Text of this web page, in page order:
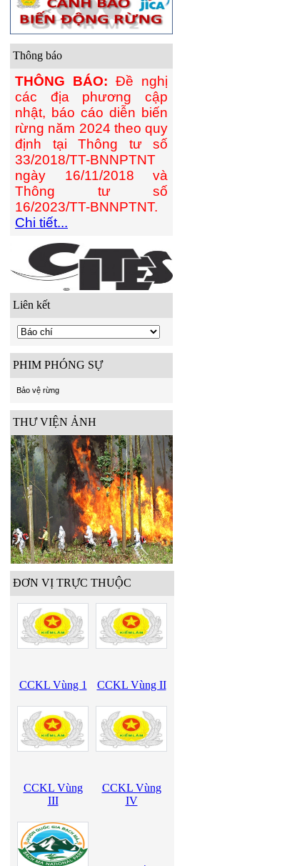
Thông báo
THÔNG BÁO: Đề nghị
các địa phương cập
nhật, báo cáo diễn biến
rừng năm 2024 theo quy
định tại Thông tư số
33/2018/TT-BNNPTNT
ngày 16/11/2018 và
Thông tư số
16/2023/TT-BNNPTNT.
Chi tiết...
Liên kết
PHIM PHÓNG SỰ
Bảo vệ rừng
THƯ VIỆN ẢNH
ĐƠN VỊ TRỰC THUỘC
CCKL Vùng 1 CCKL Vùng II
CCKL Vùng
III
CCKL Vùng
IV